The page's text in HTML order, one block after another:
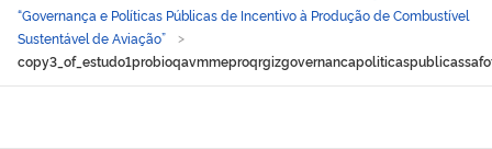
“Governança e Políticas Públicas de Incentivo à Produção de Combustível
Sustentável de Aviação”